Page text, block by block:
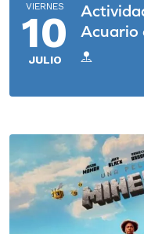
VIERNES
10
JULIO
Acuario